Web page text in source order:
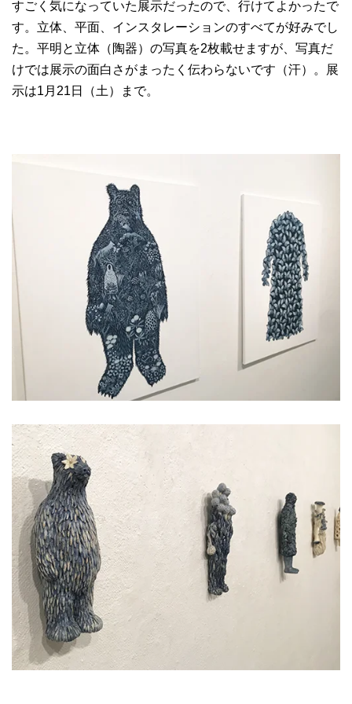
すごく気になっていた展示だったので、行けてよかったで
す。立体、平面、インスタレーションのすべてが好みでし
た。平明と立体（陶器）の写真を2枚載せますが、写真だ
けでは展示の面白さがまったく伝わらないです（汗）。展
示は1月21日（土）まで。